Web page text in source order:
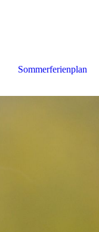
Sommerferienplan